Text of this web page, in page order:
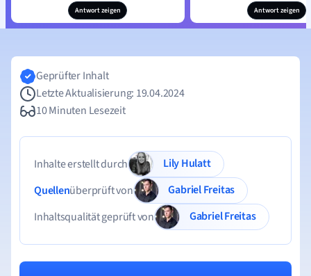
Antwort zeigen Antwort zeigen
Geprüfter Inhalt
Letzte Aktualisierung: 19.04.2024
10 Minuten Lesezeit
Inhalte erstellt durch
Lily Hulatt
Quellenüberprüft von
Gabriel Freitas
Inhaltsqualität geprüft von
Gabriel Freitas